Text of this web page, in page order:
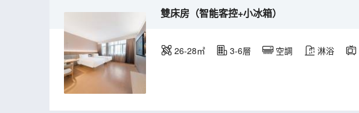
雙床房（智能客控+小冰箱）
26-28㎡ 3-6層 空調 淋浴